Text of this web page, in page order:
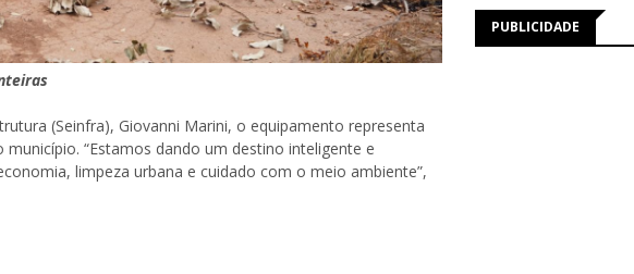
(Seinfra), Giovanni Marini, o equipamento representa
“Estamos dando um destino inteligente e
limpeza urbana e cuidado com o meio ambiente”,
PUBLICIDADE